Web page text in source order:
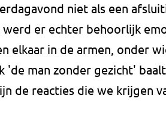
niet als een
er echter behoorlijk
elkaar in de armen, onder
'de man zonder gezicht'
de reacties die we krijgen